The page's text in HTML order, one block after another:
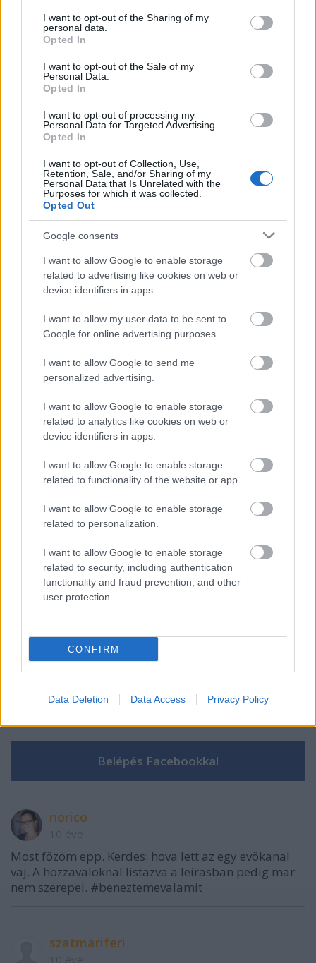
not limited to your visit or usage behaviour. You may click to
grant or deny consent to Google and its third-party tags to
use your data for below specified purposes in below Google
consent section.
I want to opt-out of the Sharing of my
personal data.
Opted In
I want to opt-out of the Sale of my
Personal Data.
Opted In
I want to opt-out of processing my
Personal Data for Targeted Advertising.
Opted In
I want to opt-out of Collection, Use,
Retention, Sale, and/or Sharing of my
Personal Data that Is Unrelated with the
Purposes for which it was collected.
Opted Out
Google consents
I want to allow Google to enable storage
related to advertising like cookies on web or
device identifiers in apps.
I want to allow my user data to be sent to
Google for online advertising purposes.
I want to allow Google to send me
personalized advertising.
I want to allow Google to enable storage
related to analytics like cookies on web or
device identifiers in apps.
I want to allow Google to enable storage
related to functionality of the website or app.
I want to allow Google to enable storage
related to personalization.
I want to allow Google to enable storage
related to security, including authentication
functionality and fraud prevention, and other
user protection.
CONFIRM
Data Deletion Data Access Privacy Policy
dió
Ajánlott bejegyzések:
Petrezselymes-citromos "finomfőzelék"
Rajtam ne múljon a gazdagság, 4 recept
lencsével! :)
Zabpelyhes spenótfőzelék
Szólj hozzá!
A hozzászóláshoz be kell lépned!
norico
Most fözöm epp. Kerdes: hova lett az egy evökanal
vaj. A hozzavaloknal listazva a leirasban pedig mar
nem szerepel. #beneztemevalamit
szatmariferi